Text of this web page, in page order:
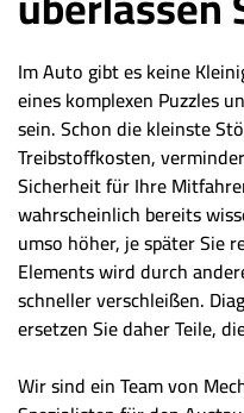
Im Auto gibt es keine
eines komplexen Puzzles
sein. Schon die kleinste
Treibstoffkosten,
Sicherheit für Ihre
wahrscheinlich bereits
umso höher, je später Sie
Elements wird durch
schneller verschleißen.
ersetzen Sie daher Teile,
Wir sind ein Team von